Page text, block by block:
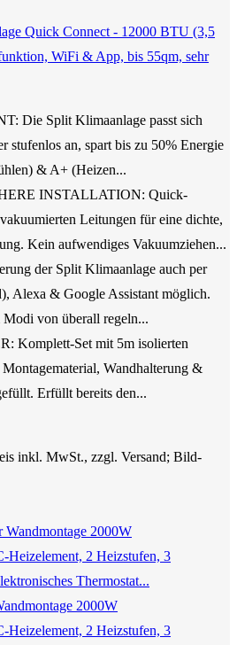
Quick Connect - 12000 BTU (3,5
WiFi & App, bis 55qm, sehr
Die Split Klimaanlage passt sich
stufenlos an, spart bis zu 50% Energie
& A+ (Heizen...
INSTALLATION: Quick-
Leitungen für eine dichte,
Kein aufwendiges Vakuumziehen...
der Split Klimaanlage auch per
Alexa & Google Assistant möglich.
von überall regeln...
Komplett-Set mit 5m isolierten
Wandhalterung &
Erfüllt bereits den...
inkl. MwSt., zzgl. Versand; Bild-
2000W
2 Heizstufen, 3